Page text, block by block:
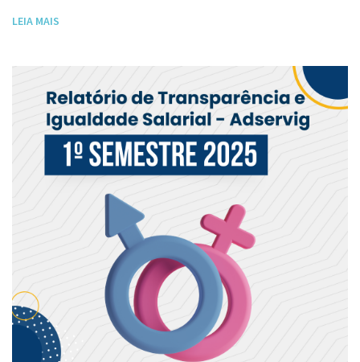
LEIA MAIS